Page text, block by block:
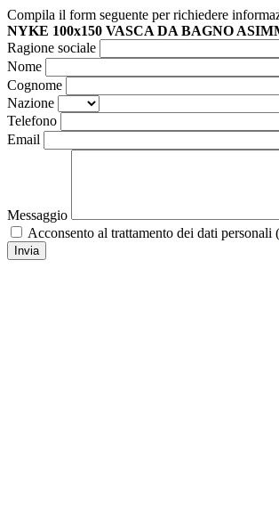
Compila il form seguente per richiedere
NYKE 100x150 VASCA DA BAGNO
Ragione sociale
Nome
Cognome
Nazione
Telefono
Email
Messaggio
Acconsento al trattamento dei dati personali (
Invia